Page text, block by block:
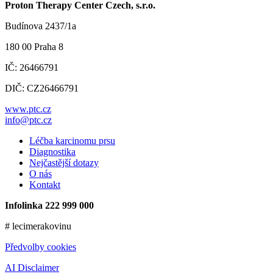
Proton Therapy Center Czech, s.r.o.
Budínova 2437/1a
180 00 Praha 8
IČ: 26466791
DIČ: CZ26466791
www.ptc.cz
info@ptc.cz
Léčba karcinomu prsu
Diagnostika
Nejčastější dotazy
O nás
Kontakt
Infolinka 222 999 000
# lecimerakovinu
Předvolby cookies
AI Disclaimer